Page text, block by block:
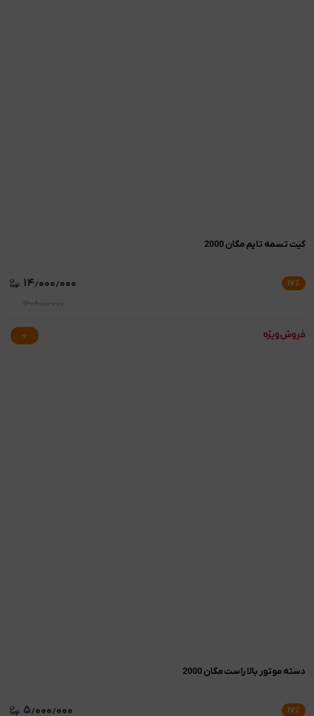
کیت تسمه تایم مگان 2000
۱۷٪ ۱۴٫۰۰۰٫۰۰۰
دسته موتور بالا راست مگان 2000
۱۷٪ ۵٫۰۰۰٫۰۰۰